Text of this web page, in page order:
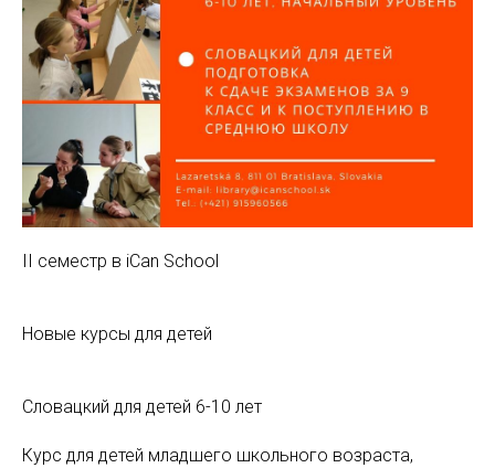
II семестр в iCan School
Новые курсы для детей
Словацкий для детей 6-10 лет
Курс для детей младшего школьного возраста,